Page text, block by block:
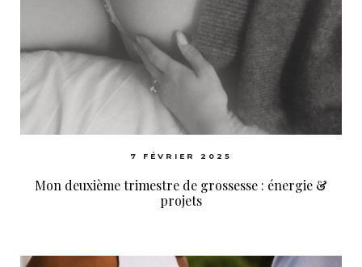
7 FÉVRIER 2025
Mon deuxième trimestre de grossesse : énergie &
projets